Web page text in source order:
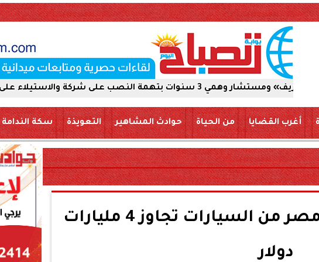
على شركة والاستيلاء على 5 ملايين جنيه
أغرب القضايا من الحياة حوادث المشاهير التعويذة سكة الندامة
رئيس الوزراء: استيراد مصر من السيارات تجاوز 4 مليارات
دولار